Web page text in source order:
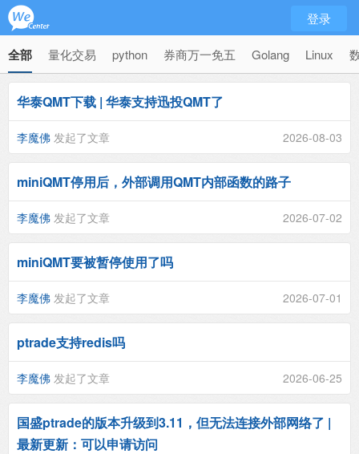
登录
全部 量化交易 python 券商万一免五 Golang Linux
华泰QMT下载 | 华泰支持迅投QMT了
李魔佛 发起了文章 2026-08-03
miniQMT停用后，外部调用QMT内部函数的路子
李魔佛 发起了文章 2026-07-02
miniQMT要被暂停使用了吗
李魔佛 发起了文章 2026-07-01
ptrade支持redis吗
李魔佛 发起了文章 2026-06-25
国盛ptrade的版本升级到3.11，但无法连接外部网络了 |
最新更新：可以申请访问